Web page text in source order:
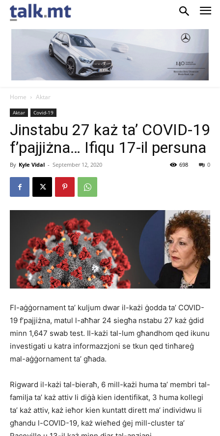
Home Aktar
Aktar Covid-19
Jinstabu 27 każ ta’ COVID-19
f’pajjiżna… Ifiqu 17-il persuna
By Kyle Vidal - September 12, 2020 0
698
Fl-aġġornament ta’ kuljum dwar il-każi ġodda ta’ COVID-
19 f’pajjiżna, matul l-aħħar 24 siegħa nstabu 27 każ ġdid
minn 1,647 swab test. Il-każi tal-lum għandhom qed ikunu
investigati u katra informazzjoni se tkun qed tinħareġ
mal-aġġornament ta’ għada.
Rigward il-każi tal-bieraħ, 6 mill-każi huma ta’ membri tal-
familja ta’ każ attiv li diġà kien identifikat, 3 huma kollegi
ta’ każ attiv, każ ieħor kien kuntatt dirett ma’ individwu li
għandu l-COVID-19, każ wieħed ġej mill-cluster ta’